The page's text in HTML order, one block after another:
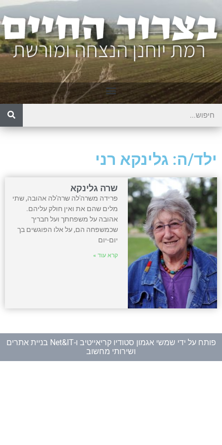
ילד/ה: גלינקא רני
שרה גלינקא
פרידה משרה'לה שרה'לה אהובה, שתי
מלים שהם את ואין חולק עליהם.
אהובה על משפחתך ועל חבריך
שכמשפחה הם, על אלו הפוגשים בך
יום-יום
קרא עוד »
פותח על ידי שמשי אגמון סטודיו קריאייטיב ו-
Net&IT בניית אתרים
ושירותי מחשוב